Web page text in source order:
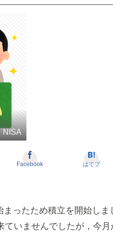
NISA
Facebook はてブ
ったため積立を開始しま
ていませんでしたが，今